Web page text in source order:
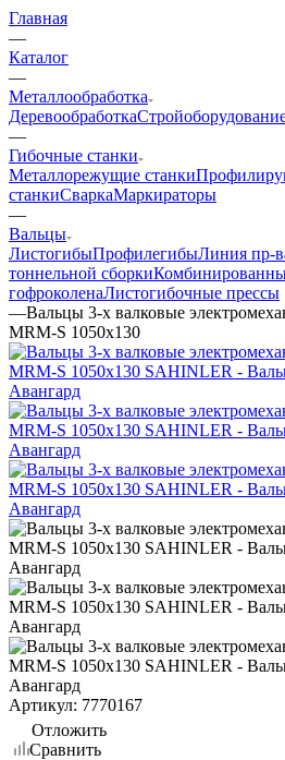
Главная
—
Каталог
—
Металлообработка
Деревообработка
—
Гибочные станки
Металлорежущие станки
станкиСваркаМаркираторы
—
Вальцы
ЛистогибыПрофилегибыЛиния пр-
тоннельной сборки
гофроколенаЛистогибочные прессы
—Вальцы 3-х валковые
MRM-S 1050x130
Артикул: 7770167
Отложить
Сравнить